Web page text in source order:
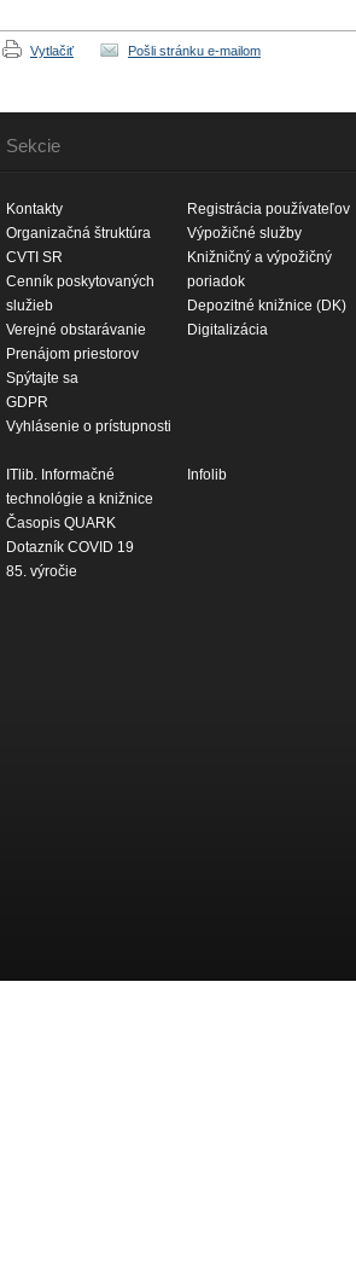
Vytlačiť Pošli stránku e-mailom
Sekcie
Kontakty
Organizačná štruktúra
CVTI SR
Cenník poskytovaných
služieb
Verejné obstarávanie
Prenájom priestorov
Spýtajte sa
GDPR
Vyhlásenie o prístupnosti
Registrácia používateľov
Výpožičné služby
Knižničný a výpožičný
poriadok
Depozitné knižnice (DK)
Digitalizácia
ITlib. Informačné
technológie a knižnice
Časopis QUARK
Dotazník COVID 19
85. výročie
Infolib